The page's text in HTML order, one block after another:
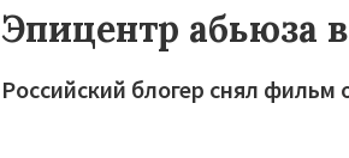
Эпицентр абьюза
Российский блогер снял фильм